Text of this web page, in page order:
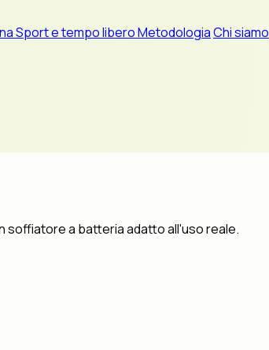
Sport e tempo liberoMetodologiaChi siamo
soffiatore a batteria adatto all'uso reale.